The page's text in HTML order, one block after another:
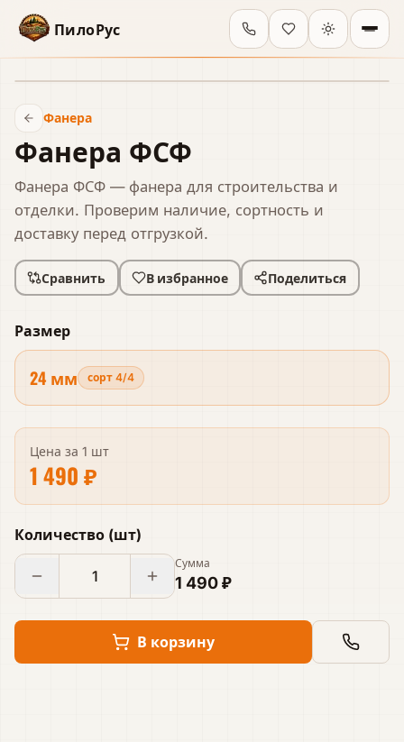
ПилоРус
Фанера
Фанера ФСФ
Фанера ФСФ — фанера для строительства и
отделки. Проверим наличие, сортность и
доставку перед отгрузкой.
Сравнить В избранное Поделиться
Размер
24 мм сорт 4/4
Цена за 1 шт
1 490 ₽
Количество (шт)
Сумма
1 490 ₽
В корзину